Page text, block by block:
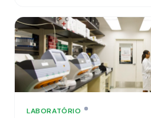
LABORATÓRIO